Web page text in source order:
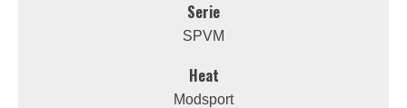
Serie
SPVM
Heat
Modsport